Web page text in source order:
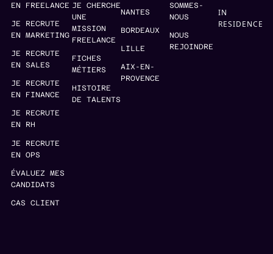
EN FREELANCE
JE RECRUTE
EN MARKETING
JE RECRUTE
EN SALES
JE RECRUTE
EN FINANCE
JE RECRUTE
EN RH
JE RECRUTE
EN OPS
ÉVALUEZ MES
CANDIDATS
CAS CLIENT
JE CHERCHE
UNE
MISSION
FREELANCE
FICHES
MÉTIERS
HISTOIRE
DE TALENTS
NANTES
BORDEAUX
LILLE
AIX-EN-
PROVENCE
SOMMES-
NOUS
NOUS
REJOINDRE
IN
RESIDENCE